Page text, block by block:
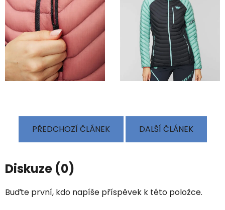
PŘEDCHOZÍ ČLÁNEK DALŠÍ ČLÁNEK
Diskuze (0)
Buďte první, kdo napíše příspěvek k této položce.